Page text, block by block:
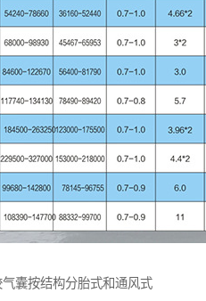
囊按结构分胎式和通风式